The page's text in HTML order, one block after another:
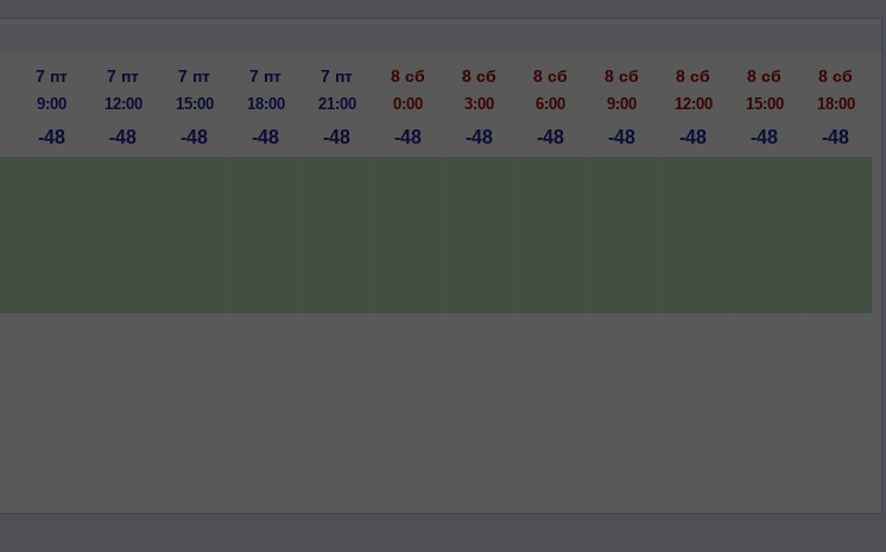
7 пт 7 пт 7 пт 7 пт 7 пт 8 сб 8 сб 8 сб 8 сб 8 сб 8 сб 8 сб
9:00 12:00 15:00 18:00 21:00 0:00 3:00 6:00 9:00 12:00 15:00 18:00
-48 -48 -48 -48 -48 -48 -48 -48 -48 -48 -48 -48